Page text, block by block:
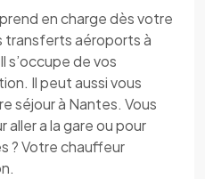
en charge dès votre
transferts aéroports à
s’occupe de vos
Il peut aussi vous
séjour à Nantes. Vous
aller a la gare ou pour
? Votre chauffeur